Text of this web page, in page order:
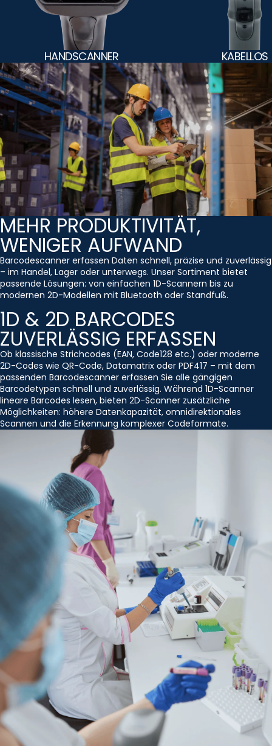
HANDSCANNER KABELLOS
MEHR PRODUKTIVITÄT,
WENIGER AUFWAND
Barcodescanner erfassen Daten schnell, präzise und zuverlässig
– im Handel, Lager oder unterwegs. Unser Sortiment bietet
passende Lösungen: von einfachen 1D-Scannern bis zu
modernen 2D-Modellen mit Bluetooth oder Standfuß.
1D & 2D BARCODES
ZUVERLÄSSIG ERFASSEN
Ob klassische Strichcodes (EAN, Code128 etc.) oder moderne
2D-Codes wie QR-Code, Datamatrix oder PDF417 – mit dem
passenden Barcodescanner erfassen Sie alle gängigen
Barcodetypen schnell und zuverlässig. Während 1D-Scanner
lineare Barcodes lesen, bieten 2D-Scanner zusätzliche
Möglichkeiten: höhere Datenkapazität, omnidirektionales
Scannen und die Erkennung komplexer Codeformate.